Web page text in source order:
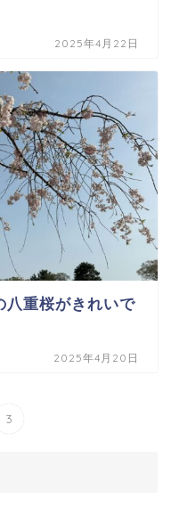
2025年4月22日
八重桜がきれいで
2025年4月20日
3